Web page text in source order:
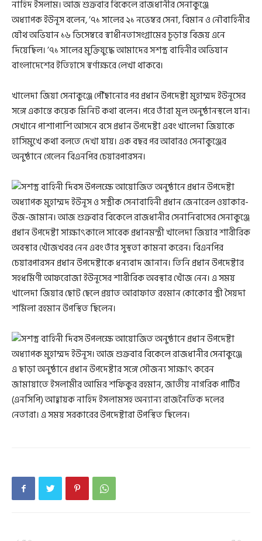
অধ্যাপক ইউনূস বলেন, ’৭১ সালের ২১ নভেম্বর সেনা, বিমান ও নৌবাহিনীর
যৌথ অভিযান ১৬ ডিসেম্বরে স্বাধীনতাসংগ্রামের চূড়ান্ত বিজয় এনে
দিয়েছিল। ’৭১ সালের মুক্তিযুদ্ধে আমাদের সশস্ত্র বাহিনীর অভিযান
বাংলাদেশের ইতিহাসে স্বর্ণাক্ষরে লেখা থাকবে।
খালেদা জিয়া সেনাকুঞ্জে পৌঁছানোর পর প্রধান উপদেষ্টা মুহাম্মদ ইউনূসের
সঙ্গে একান্তে কয়েক মিনিট কথা বলেন। পরে তাঁরা মূল অনুষ্ঠানস্থলে যান।
সেখানে পাশাপাশি আসনে বসে প্রধান উপদেষ্টা এবং খালেদা জিয়াকে
হাসিমুখে কথা বলতে দেখা যায়। এক বছর পর আবারও সেনাকুঞ্জের
অনুষ্ঠানে গেলেন বিএনপির চেয়ারপারসন।
প্রধান উপদেষ্টা সাক্ষাৎকালে সাবেক প্রধানমন্ত্রী খালেদা জিয়ার শারীরিক
অবস্থার খোঁজখবর নেন এবং তাঁর সুস্থতা কামনা করেন। বিএনপির
চেয়ারপারসন প্রধান উপদেষ্টাকে ধন্যবাদ জানান। তিনি প্রধান উপদেষ্টার
সহধর্মিণী আফরোজা ইউনূসের শারীরিক অবস্থার খোঁজ নেন। এ সময়
খালেদা জিয়ার ছোট ছেলে প্রয়াত আরাফাত রহমান কোকোর স্ত্রী সৈয়দা
শর্মিলা রহমান উপস্থিত ছিলেন।
এ ছাড়া অনুষ্ঠানে প্রধান উপদেষ্টার সঙ্গে সৌজন্য সাক্ষাৎ করেন
জামায়াতে ইসলামীর আমির শফিকুর রহমান, জাতীয় নাগরিক পার্টির
(এনসিপি) আহ্বায়ক নাহিদ ইসলামসহ অন্যান্য রাজনৈতিক দলের
নেতারা। এ সময় সরকারের উপদেষ্টারা উপস্থিত ছিলেন।